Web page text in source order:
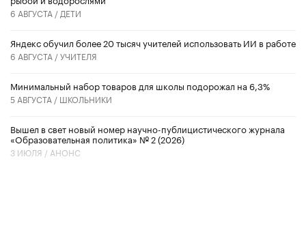
6 АВГУСТА / ДЕТИ
​Яндекс обучил более 20 тысяч учителей использовать ИИ в работе
6 АВГУСТА /УЧИТЕЛЯ
Минимальный набор товаров для школы подорожал на 6,3%
5 АВГУСТА / ШКОЛЬНИКИ
Вышел в свет новый номер научно-публицистического журнала
«Образовательная политика» № 2 (2026)
3 ИЮЛЯ / АНОНС